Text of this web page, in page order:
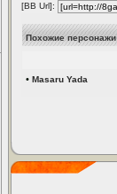
[BB Url]:
Похожие персонажи
• Masaru Yada